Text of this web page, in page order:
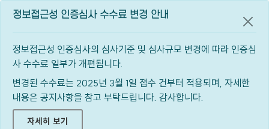
정보접근성 인증심사 수수료 변경 안내
정보접근성 인증심사의 심사기준 및 심사규모 변경에 따라 인증심
사 수수료 일부가 개편됩니다.
변경된 수수료는 2025년 3월 1일 접수 건부터 적용되며, 자세한
내용은 공지사항을 참고 부탁드립니다. 감사합니다.
자세히 보기
공지